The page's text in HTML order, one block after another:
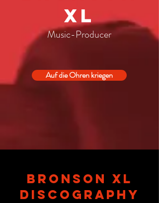
XL
Music-Producer
Auf die Ohren kriegen
Bronson XL
Discography